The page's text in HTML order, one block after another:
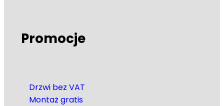
Promocje
Drzwi bez VAT
Montaż gratis